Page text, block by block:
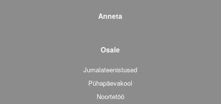
Anneta
Osale
Jumalateenistused
Pühapäevakool
Noortetöö